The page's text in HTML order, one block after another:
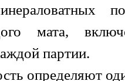
мата,
партии.
определяют